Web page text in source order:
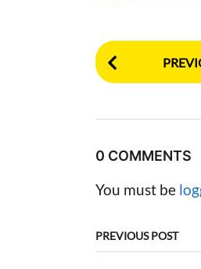
P
o
t
a
g
0 COMMENTS
You must be
PREVIOUS POST